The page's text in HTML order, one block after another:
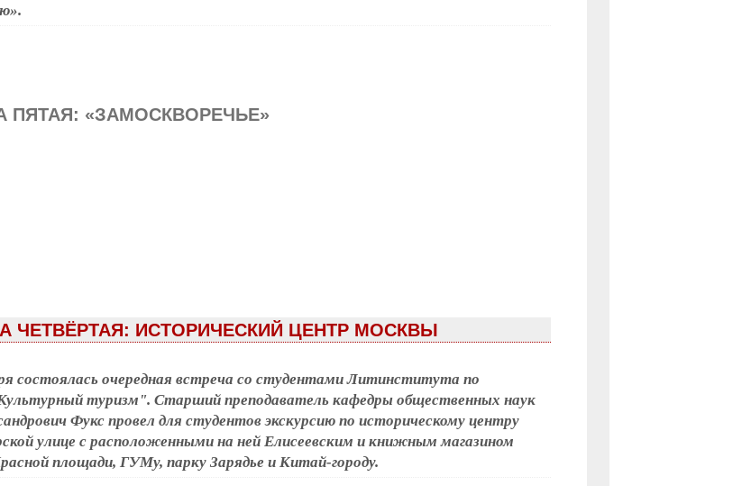
ПЯТАЯ: «ЗАМОСКВОРЕЧЬЕ»
ЧЕТВЁРТАЯ: ИСТОРИЧЕСКИЙ ЦЕНТР МОСКВЫ
состоялась очередная встреча со студентами Литинститута по
туризм". Старший преподаватель кафедры общественных наук
Фукс провел для студентов экскурсию по историческому центру
улице с расположенными на ней Елисеевским и книжным магазином
площади, ГУМу, парку Зарядье и Китай-городу.